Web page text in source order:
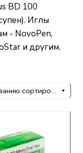
BD 100
Иглы
- NovoPen,
и другим.
По убыванию сортировки